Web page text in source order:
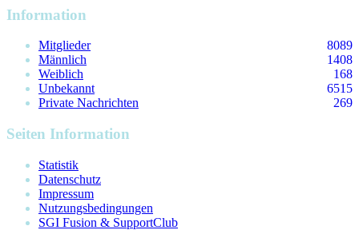
Information
Mitglieder
8089
Männlich
1408
Weiblich
168
Unbekannt
6515
Private Nachrichten
269
Seiten Information
Statistik
Datenschutz
Impressum
Nutzungsbedingungen
SGI Fusion & SupportClub